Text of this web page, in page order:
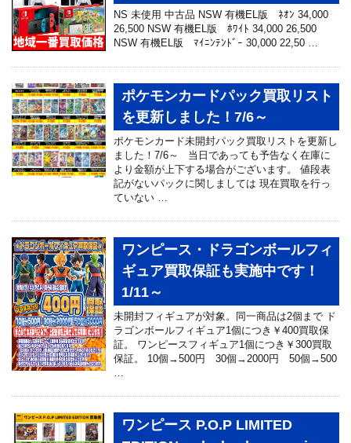
NS 未使用 中古品 NSW 有機EL版 ﾈｵﾝ 34,000
26,500 NSW 有機EL版 ﾎﾜｲﾄ 34,000 26,500
NSW 有機EL版 ﾏｲﾆﾝﾃﾝﾄﾞｰ 30,000 22,50 …
ポケモンカードパック買取リスト
を更新しました！7/6～
ポケモンカード未開封パック買取リストを更新し
ました！7/6～ 当日であっても予告なく在庫に
より金額が上下する場合がございます。 値段表
記がないパックに関しましては 現在買取を行っ
ていない …
ワンピース・ドラゴンボールフィ
ギュア買取保証も実施中です！
1/11～
未開封フィギュアが対象。同一商品は2個まで ド
ラゴンボールフィギュア1個につき￥400買取保
証。 ワンピースフィギュア1個につき￥300買取
保証。 10個→500円 30個→2000円 50個→500
…
ワンピース P.O.P LIMITED